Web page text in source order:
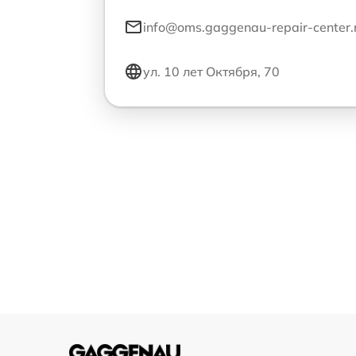
info@oms.gaggenau-repair-
ул. 10 лет Октября, 70